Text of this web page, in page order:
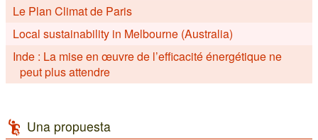
Le Plan Climat de Paris
Local sustainability in Melbourne (Australia)
Inde : La mise en œuvre de l’efficacité énergétique ne
peut plus attendre
Una propuesta